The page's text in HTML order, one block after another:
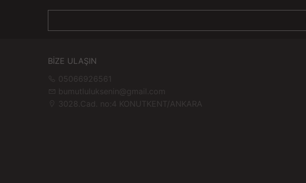
BİZE ULAŞIN
05066926561
bumutluluksenin@gmail.com
3028.Cad. no:4 KONUTKENT/ANKARA